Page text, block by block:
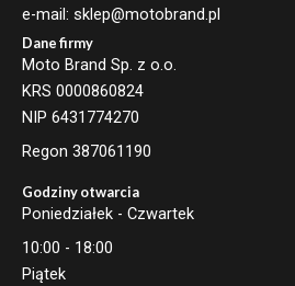
e-mail: sklep@motobrand.pl
Dane firmy
Moto Brand Sp. z o.o.
KRS 0000860824
NIP 6431774270
Regon 387061190
Godziny otwarcia
Poniedziałek - Czwartek
10:00 - 18:00
Piątek